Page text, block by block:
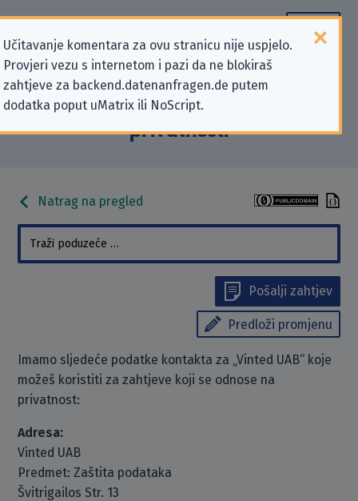
Učitavanje komentara za ovu stranicu nije uspjelo.
Provjeri vezu s internetom i pazi da ne blokiraš
zahtjeve za backend.datenanfragen.de putem
dodatka poput uMatrix ili NoScript.
Podaci kontakta „Vinted UAB” koji
se odnose na zahtjeve za zaštitu
privatnosti
Natrag na pregled
Pošalji zahtjev
Predloži promjenu
Imamo sljedeće podatke kontakta za „Vinted UAB“ koje
možeš koristiti za zahtjeve koji se odnose na
privatnost:
Adresa:
Vinted UAB
Predmet: Zaštita podataka
Švitrigailos Str. 13